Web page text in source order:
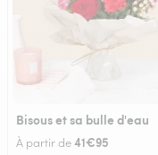
Bisous et sa bulle d'eau
À partir de41€95